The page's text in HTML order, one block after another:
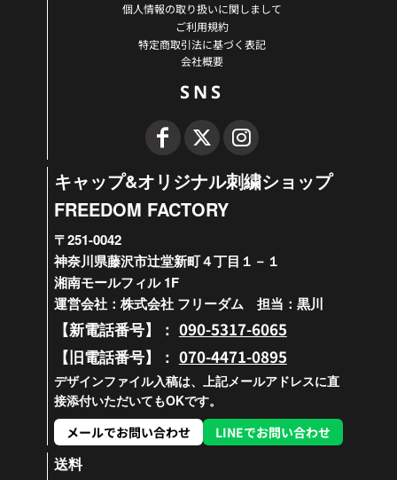
個人情報の取り扱いに関しまして
ご利用規約
特定商取引法に基づく表記
会社概要
SNS
キャップ&オリジナル刺繍ショップ
FREEDOM FACTORY
〒251-0042
神奈川県藤沢市辻堂新町４丁目１－１
湘南モールフィル 1F
運営会社：株式会社 フリーダム 担当：黒川
【新電話番号】： 090-5317-6065
【旧電話番号】： 070-4471-0895
デザインファイル入稿は、上記メールアドレスに直
接添付いただいてもOKです。
メールでお問い合わせ
LINEでお問い合わせ
送料